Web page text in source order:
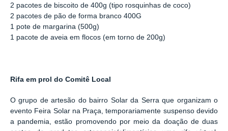
2 pacotes de biscoito de 400g (tipo rosquinhas de coco)
2 pacotes de pão de forma branco 400G
1 pote de margarina (500g)
1 pacote de aveia em flocos (em torno de 200g)
Rifa em prol do Comitê Local
O grupo de artesão do bairro Solar da Serra que organizam o
evento Feira Solar na Praça, temporariamente suspenso devido
a pandemia, estão promovendo por meio da doação de duas